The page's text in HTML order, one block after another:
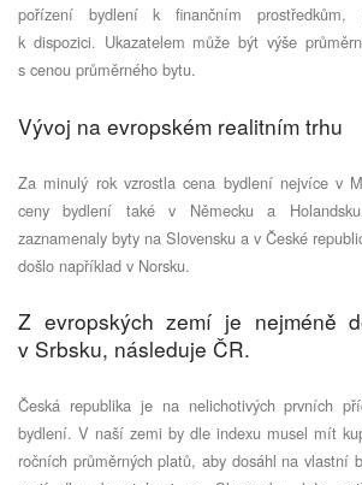
pořízení bydlení k finančním prostředkům,
k dispozici. Ukazatelem může být výše
s cenou průměrného bytu.
Vývoj na evropském realitním trhu
Za minulý rok vzrostla cena bydlení nejvíce v
ceny bydlení také v Německu a
zaznamenaly byty na Slovensku a v České
došlo například v Norsku.
Z evropských zemí je nejméně
v Srbsku, následuje ČR.
Česká republika je na nelichotivých prvních
bydlení. V naší zemi by dle indexu musel mít
ročních průměrných platů, aby dosáhl na vlastní